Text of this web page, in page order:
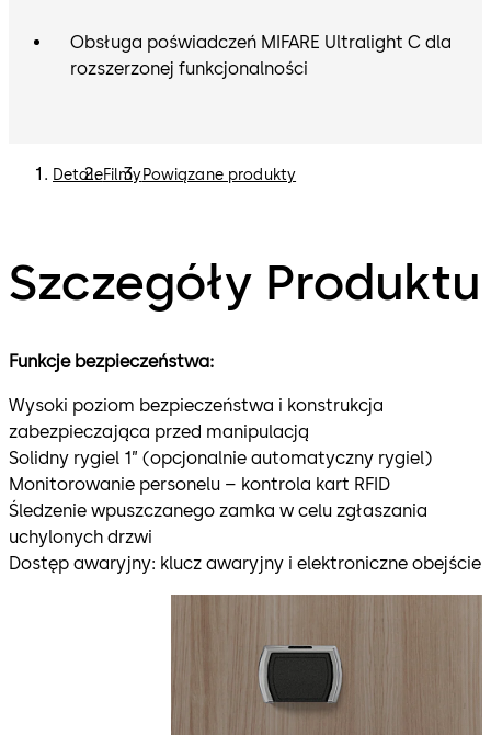
Obsługa poświadczeń MIFARE Ultralight C dla
rozszerzonej funkcjonalności
DetaleFilmyPowiązane produkty
Szczegóły Produktu
Funkcje bezpieczeństwa:
Wysoki poziom bezpieczeństwa i konstrukcja
zabezpieczająca przed manipulacją
Solidny rygiel 1” (opcjonalnie automatyczny rygiel)
Monitorowanie personelu – kontrola kart RFID
Śledzenie wpuszczanego zamka w celu zgłaszania
uchylonych drzwi
Dostęp awaryjny: klucz awaryjny i elektroniczne obejście